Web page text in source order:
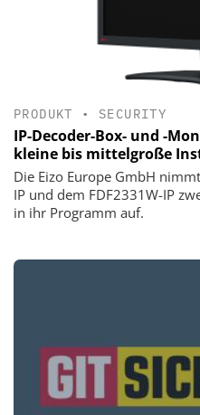
PRODUKT • SECURITY
IP-Decoder-Box- und -
kleine bis mittelgroße
Die Eizo Europe GmbH
IP und dem FDF2331W-IP
in ihr Programm auf.